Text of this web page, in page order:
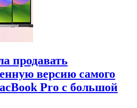
продавать
версию самого
Pro с большой